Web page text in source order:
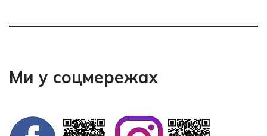
Ми у соцмережах